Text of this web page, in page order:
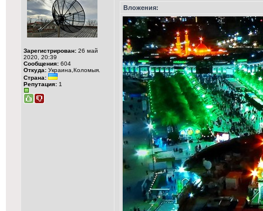
Зарегистрирован: 26 май
2020, 20:39
Сообщения: 604
Откуда: Украина,Коломыя.
Страна:
Репутация: 1
Вложения: